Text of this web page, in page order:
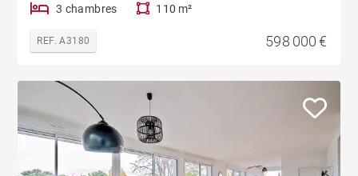
3 chambres 110 m²
REF. A3180 598 000 €